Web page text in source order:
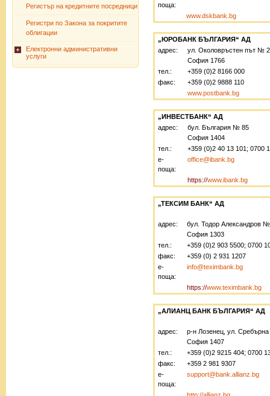
Регистър на кредитните посредници
Регистри по Закона за покритите
облигации
Електронни административни
услуги
поща:
www.dskbank.bg
„ЮРОБАНК БЪЛГАРИЯ“ АД
адрес:
ул. Околовръстен път №
София 1766
тел.:
+359 (0)2 8166 000
факс:
+359 (0)2 9888 110
www.postbank.bg
„ИНВЕСТБАНК“ АД
адрес:
бул. България № 85
София 1404
тел.:
+359 (0)2 40 13 101; 0700
е-
поща:
office@ibank.bg
https://www.ibank.bg
„ТЕКСИМ БАНК“ АД
адрес:
бул. Тодор Александров
София 1303
тел.:
+359 (0)2 903 5500; 0700
факс:
+359 (0) 2 931 1207
е-
поща:
info@teximbank.bg
https://www.teximbank.bg
„АЛИАНЦ БАНК БЪЛГАРИЯ“ АД
адрес:
р-н Лозенец, ул.
София 1407
тел.:
+359 (0)2 9215 404; 0700
факс:
+359 2 981 9307
е-
поща:
support@bank.allianz.bg